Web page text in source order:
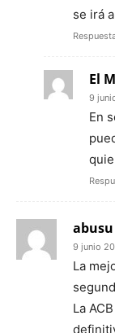
se irá
El
9
En
abusu
9 junio
La
La